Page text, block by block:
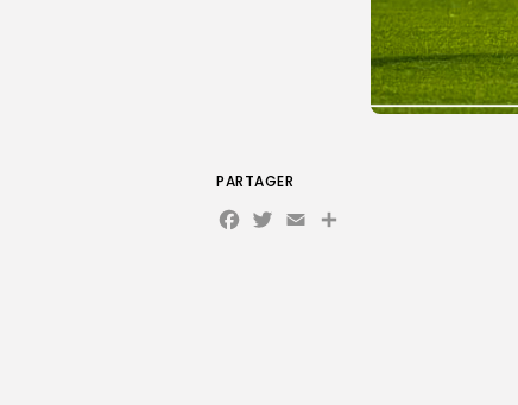
PARTAGER
Facebook
Twitter
EmailPartager